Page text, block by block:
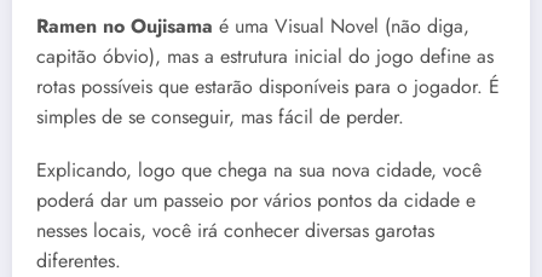
Ramen no Oujisama é uma Visual Novel (não diga,
capitão óbvio), mas a estrutura inicial do jogo define as
rotas possíveis que estarão disponíveis para o jogador. É
simples de se conseguir, mas fácil de perder.
Explicando, logo que chega na sua nova cidade, você
poderá dar um passeio por vários pontos da cidade e
nesses locais, você irá conhecer diversas garotas
diferentes.